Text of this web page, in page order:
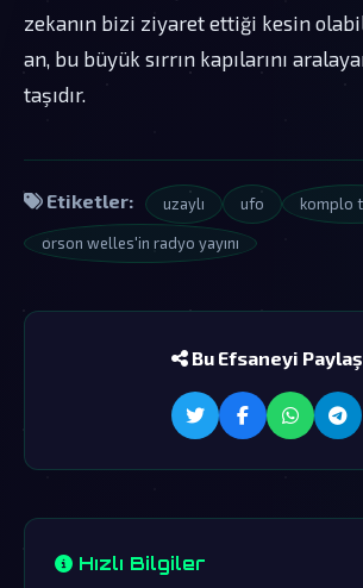
zekanın bizi ziyaret ettiği kesin
an, bu büyük sırrın kapılarını
taşıdır.
Etiketler: uzaylı ufo komplo
orson welles'in radyo yayını
Bu Efsaneyi Paylaş
Hızlı Bilgiler